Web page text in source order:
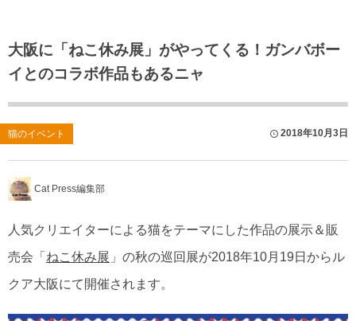
大阪に「ねこ休み展」がやってくる！ガンバボー
イとのコラボ作品もあるニャ
猫のイベント 2018年10月3日
Cat Press編集部
人気クリエイターによる猫をテーマにした作品の展示＆販
売会「 ねこ休み展 」の秋の巡回展が2018年10月19日からル
クア大阪にて開催されます。
猫のゲーム・アプリ
猫のフリー写真素材